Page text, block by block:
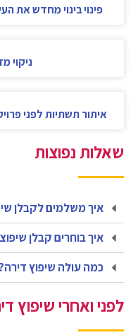
פינוי בינוי מחדש את
ניקוי
איתור תשתיות לפני
שאלות נפוצות
איך משלמים לקבלן
איך בוחרים קבלן
כמה עולה שיפוץ
לפני ואחרי שיפוץ